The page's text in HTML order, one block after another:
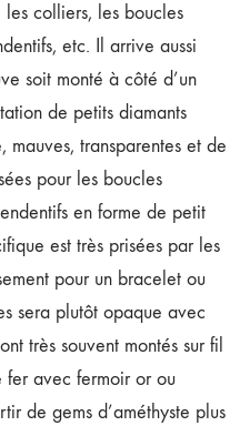
colliers, les boucles
etc. Il arrive aussi
soit monté à côté d’un
de petits diamants
mauves, transparentes et de
pour les boucles
en forme de petit
est très prisées par les
pour un bracelet ou
sera plutôt opaque avec
très souvent montés sur fil
fer avec fermoir or ou
de gems d’améthyste plus